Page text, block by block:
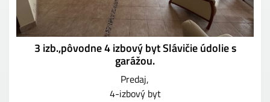
3 izb.,pôvodne 4 izbový byt Slávičie údolie s
garážou.
Predaj
4-izbový byt